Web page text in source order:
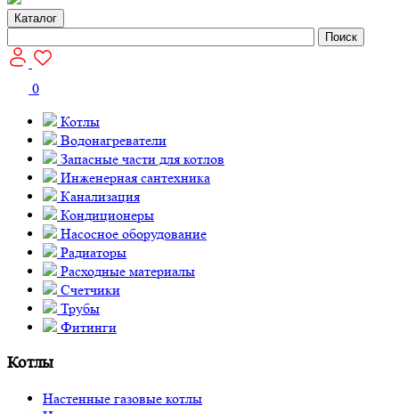
Каталог
Поиск
0
Котлы
Водонагреватели
Запасные части для котлов
Инженерная сантехника
Канализация
Кондиционеры
Насосное оборудование
Радиаторы
Расходные материалы
Счетчики
Трубы
Фитинги
Котлы
Настенные газовые котлы